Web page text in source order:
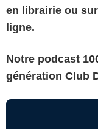
en librairie ou sur
ligne.
Notre podcast
génération Club